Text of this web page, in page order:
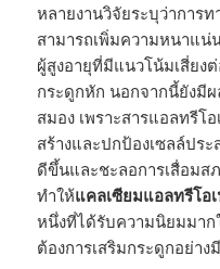
หลายงานวิจัยระบุว่าการ
สามารถเพิ่มความหนาแน่
ผู้สูงอายุที่มีแนวโน้มเสี่ยง
กระดูกหัก นอกจากนี้ยังมี
สมอง เพราะสารแอลทรี
สร้างและปกป้องเซลล์ปร
ดีขึ้นและชะลอการเสื่อมส
ทำให้แคลเซียมแอลทรีโอ
หนึ่งที่ได้รับความนิยมมา
ต้องการเสริมกระดูกอย่า